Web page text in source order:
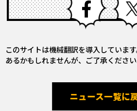
このサイトは機械翻訳を導入していま
あるかもしれませんが、ご了承ください
ニュース一覧に